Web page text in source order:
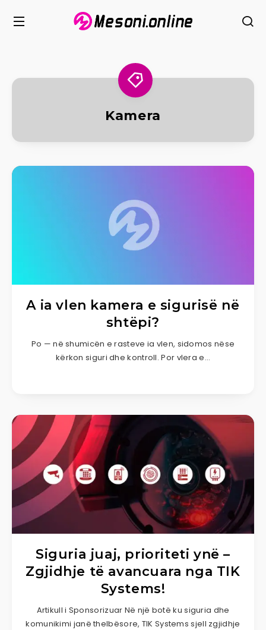
Kamera
A ia vlen kamera e sigurisë në
shtëpi?
Po — në shumicën e rasteve ia vlen, sidomos nëse
kërkon siguri dhe kontroll. Por vlera e…
Siguria juaj, prioriteti ynë –
Zgjidhje të avancuara nga TIK
Systems!
Artikull i Sponsorizuar Në një botë ku siguria dhe
komunikimi janë thelbësore, TIK Systems sjell zgjidhje